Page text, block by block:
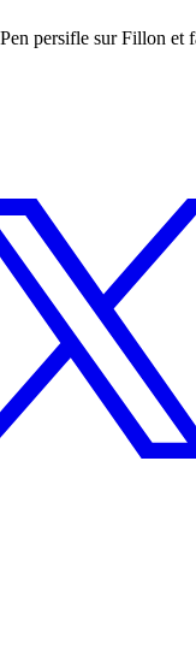
persifle sur Fillon et